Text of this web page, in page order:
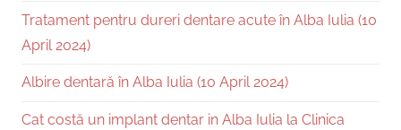
Tratament pentru dureri dentare acute în Alba Iulia (10
April 2024)
Albire dentară în Alba Iulia (10 April 2024)
Cat costă un implant dentar in Alba Iulia la Clinica